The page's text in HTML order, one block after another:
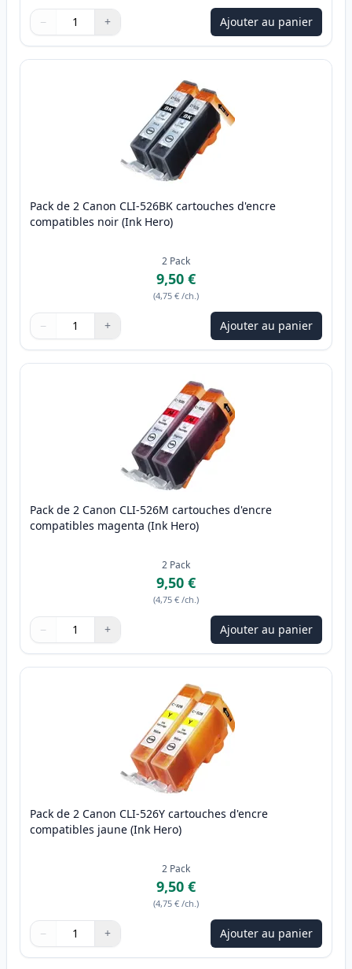
Quantité
Utilisez les boutons pour ajuster
− +
Quantité Ajouter au panier
Pack de 2 Canon CLI-526BK cartouches d'encre
compatibles noir (Ink Hero)
2 Pack
9,50 €
(4,75 € /ch.)
Quantité
Utilisez les boutons pour ajuster
− +
Quantité Ajouter au panier
Pack de 2 Canon CLI-526M cartouches d'encre
compatibles magenta (Ink Hero)
2 Pack
9,50 €
(4,75 € /ch.)
Quantité
Utilisez les boutons pour ajuster
− +
Quantité Ajouter au panier
Pack de 2 Canon CLI-526Y cartouches d'encre
compatibles jaune (Ink Hero)
2 Pack
9,50 €
(4,75 € /ch.)
Quantité
Utilisez les boutons pour ajuster
− +
Quantité Ajouter au panier